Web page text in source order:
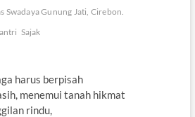
Gunung Jati, Cirebon.
Sajak
harus berpisah
menemui tanah hikmat
rindu,